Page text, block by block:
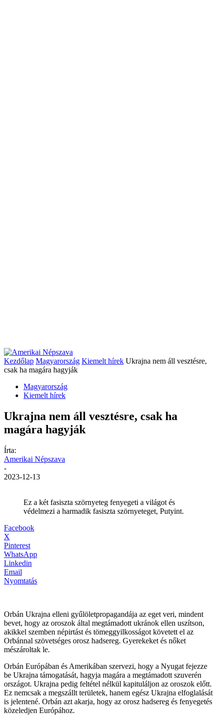
Kezdőlap Magyarország Kiemelt hírek Ukrajna nem áll vesztésre,
csak ha magára hagyják
Magyarország
Kiemelt hírek
Ukrajna nem áll vesztésre, csak ha
magára hagyják
Írta:
Amerikai Népszava
-
2023-12-13
Ez a két fasiszta szörnyeteg fenyegeti a világot és
védelmezi a harmadik fasiszta szörnyeteget, Putyint.
Facebook
X
Pinterest
WhatsApp
Linkedin
Email
Nyomtatás
Orbán Ukrajna elleni gyűlöletpropagandája az eget veri, mindent
bevet, hogy az oroszok által megtámadott ukránok ellen uszítson,
akikkel szemben népirtást és tömeggyilkosságot követett el az
Orbánnal szövetséges orosz hadsereg. Gyerekeket és nőket
mészároltak le.
Orbán Európában és Amerikában szervezi, hogy a Nyugat fejezze
be Ukrajna támogatását, hagyja magára a megtámadott szuverén
országot. Ukrajna pedig feltétel nélkül kapituláljon az oroszok előtt.
Ez nemcsak a megszállt területek, hanem egész Ukrajna elfoglalását
is jelentené. Orbán azt akarja, hogy az orosz hadsereg és fenyegetés
közeledjen Európához.